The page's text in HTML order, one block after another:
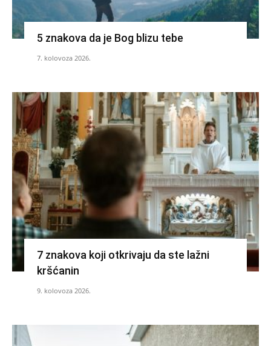
5 znakova da je Bog blizu tebe
7. kolovoza 2026.
7 znakova koji otkrivaju da ste lažni
kršćanin
9. kolovoza 2026.